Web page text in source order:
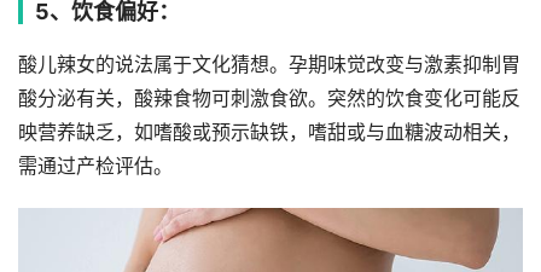
5、饮食偏好：
酸儿辣女的说法属于文化猜想。孕期味觉改变与激素抑制胃
酸分泌有关，酸辣食物可刺激食欲。突然的饮食变化可能反
映营养缺乏，如嗜酸或预示缺铁，嗜甜或与血糖波动相关，
需通过产检评估。